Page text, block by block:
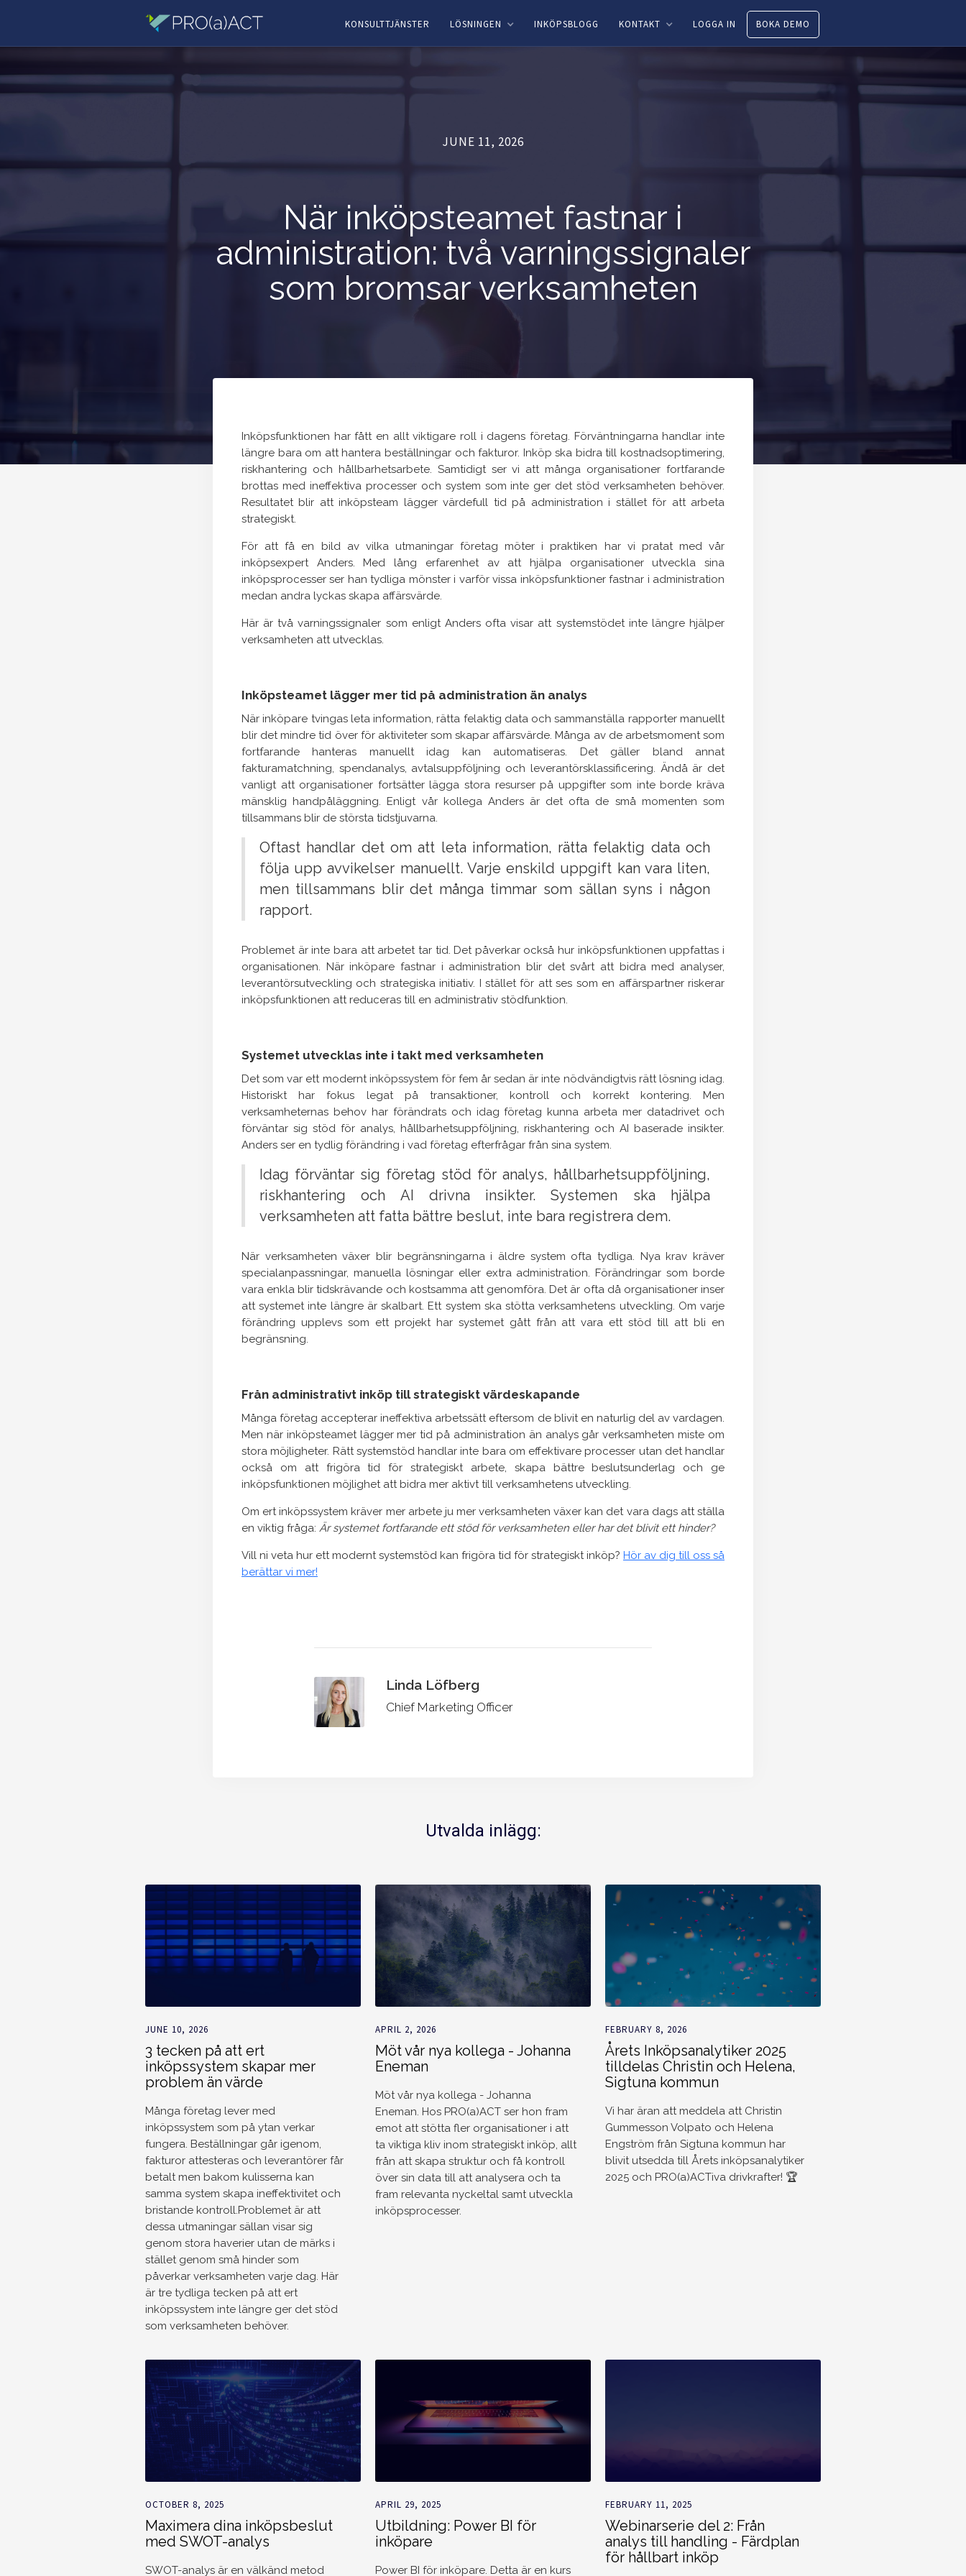
KONSULTTJÄNSTER LÖSNINGEN INKÖPSBLOGG KONTAKT LOGGA IN BOKA DEMO
JUNE 11, 2026
När inköpsteamet fastnar i
administration: två varningssignaler
som bromsar verksamheten
Inköpsfunktionen har fått en allt viktigare roll i dagens företag. Förväntningarna handlar inte
längre bara om att hantera beställningar och fakturor. Inköp ska bidra till kostnadsoptimering,
riskhantering och hållbarhetsarbete. Samtidigt ser vi att många organisationer fortfarande
brottas med ineffektiva processer och system som inte ger det stöd verksamheten behöver.
Resultatet blir att inköpsteam lägger värdefull tid på administration i stället för att arbeta
strategiskt.
För att få en bild av vilka utmaningar företag möter i praktiken har vi pratat med vår
inköpsexpert Anders. Med lång erfarenhet av att hjälpa organisationer utveckla sina
inköpsprocesser ser han tydliga mönster i varför vissa inköpsfunktioner fastnar i administration
medan andra lyckas skapa affärsvärde.
Här är två varningssignaler som enligt Anders ofta visar att systemstödet inte längre hjälper
verksamheten att utvecklas.
Inköpsteamet lägger mer tid på administration än analys
När inköpare tvingas leta information, rätta felaktig data och sammanställa rapporter manuellt
blir det mindre tid över för aktiviteter som skapar affärsvärde. Många av de arbetsmoment som
fortfarande hanteras manuellt idag kan automatiseras. Det gäller bland annat
fakturamatchning, spendanalys, avtalsuppföljning och leverantörsklassificering. Ändå är det
vanligt att organisationer fortsätter lägga stora resurser på uppgifter som inte borde kräva
mänsklig handpåläggning. Enligt vår kollega Anders är det ofta de små momenten som
tillsammans blir de största tidstjuvarna.
Oftast handlar det om att leta information, rätta felaktig data och
följa upp avvikelser manuellt. Varje enskild uppgift kan vara liten,
men tillsammans blir det många timmar som sällan syns i någon
rapport.
Problemet är inte bara att arbetet tar tid. Det påverkar också hur inköpsfunktionen uppfattas i
organisationen. När inköpare fastnar i administration blir det svårt att bidra med analyser,
leverantörsutveckling och strategiska initiativ. I stället för att ses som en affärspartner riskerar
inköpsfunktionen att reduceras till en administrativ stödfunktion.
Systemet utvecklas inte i takt med verksamheten
Det som var ett modernt inköpssystem för fem år sedan är inte nödvändigtvis rätt lösning idag.
Historiskt har fokus legat på transaktioner, kontroll och korrekt kontering. Men
verksamheternas behov har förändrats och idag företag kunna arbeta mer datadrivet och
förväntar sig stöd för analys, hållbarhetsuppföljning, riskhantering och AI baserade insikter.
Anders ser en tydlig förändring i vad företag efterfrågar från sina system.
Idag förväntar sig företag stöd för analys, hållbarhetsuppföljning,
riskhantering och AI drivna insikter. Systemen ska hjälpa
verksamheten att fatta bättre beslut, inte bara registrera dem.
När verksamheten växer blir begränsningarna i äldre system ofta tydliga. Nya krav kräver
specialanpassningar, manuella lösningar eller extra administration. Förändringar som borde
vara enkla blir tidskrävande och kostsamma att genomföra. Det är ofta då organisationer inser
att systemet inte längre är skalbart. Ett system ska stötta verksamhetens utveckling. Om varje
förändring upplevs som ett projekt har systemet gått från att vara ett stöd till att bli en
begränsning.
Från administrativt inköp till strategiskt värdeskapande
Många företag accepterar ineffektiva arbetssätt eftersom de blivit en naturlig del av vardagen.
Men när inköpsteamet lägger mer tid på administration än analys går verksamheten miste om
stora möjligheter. Rätt systemstöd handlar inte bara om effektivare processer utan det handlar
också om att frigöra tid för strategiskt arbete, skapa bättre beslutsunderlag och ge
inköpsfunktionen möjlighet att bidra mer aktivt till verksamhetens utveckling.
Om ert inköpssystem kräver mer arbete ju mer verksamheten växer kan det vara dags att ställa
en viktig fråga: Är systemet fortfarande ett stöd för verksamheten eller har det blivit ett hinder?
Vill ni veta hur ett modernt systemstöd kan frigöra tid för strategiskt inköp? Hör av dig till oss så
berättar vi mer!
Linda Löfberg
Chief Marketing Officer
Utvalda inlägg:
JUNE 10, 2026
3 tecken på att ert
inköpssystem skapar mer
problem än värde
Många företag lever med
inköpssystem som på ytan verkar
fungera. Beställningar går igenom,
fakturor attesteras och leverantörer får
betalt men bakom kulisserna kan
samma system skapa ineffektivitet och
bristande kontroll.Problemet är att
dessa utmaningar sällan visar sig
genom stora haverier utan de märks i
stället genom små hinder som
påverkar verksamheten varje dag. Här
är tre tydliga tecken på att ert
inköpssystem inte längre ger det stöd
som verksamheten behöver.
APRIL 2, 2026
Möt vår nya kollega - Johanna
Eneman
Möt vår nya kollega - Johanna
Eneman. Hos PRO(a)ACT ser hon fram
emot att stötta fler organisationer i att
ta viktiga kliv inom strategiskt inköp, allt
från att skapa struktur och få kontroll
över sin data till att analysera och ta
fram relevanta nyckeltal samt utveckla
inköpsprocesser.
FEBRUARY 8, 2026
Årets Inköpsanalytiker 2025
tilldelas Christin och Helena,
Sigtuna kommun
Vi har äran att meddela att Christin
Gummesson Volpato och Helena
Engström från Sigtuna kommun har
blivit utsedda till Årets inköpsanalytiker
2025 och PRO(a)ACTiva drivkrafter! 🏆
OCTOBER 8, 2025
Maximera dina inköpsbeslut
med SWOT-analys
SWOT-analys är en välkänd metod
APRIL 29, 2025
Utbildning: Power BI för
inköpare
Power BI för inköpare‍. Detta är en kurs
FEBRUARY 11, 2025
Webinarserie del 2: Från
analys till handling - Färdplan
för hållbart inköp